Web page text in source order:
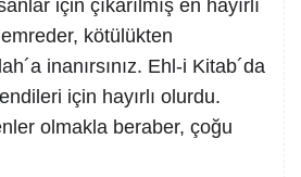
için çıkarılmış en hayırlı
kötülükten
inanırsınız. Ehl-i Kitab´da
için hayırlı olurdu.
olmakla beraber, çoğu